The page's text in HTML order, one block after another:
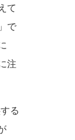
て
で
注
る